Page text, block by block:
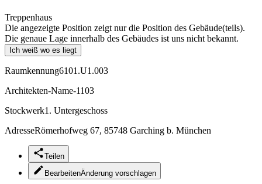
Treppenhaus
Die angezeigte Position zeigt nur die Position des Gebäude(teils).
Die genaue Lage innerhalb des Gebäudes ist uns nicht bekannt.
Ich weiß wo es liegt
Raumkennung6101.U1.003
Architekten-Name-1103
Stockwerk1. Untergeschoss
AdresseRömerhofweg 67, 85748 Garching b. München
Teilen
BearbeitenÄnderung vorschlagen